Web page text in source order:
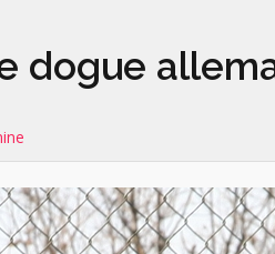
dogue